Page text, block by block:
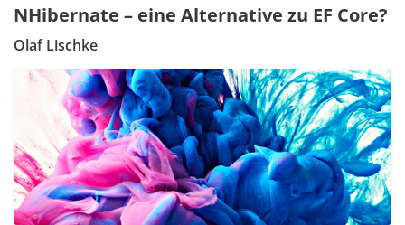
NHibernate – eine Alternative zu EF Core?
Olaf Lischke